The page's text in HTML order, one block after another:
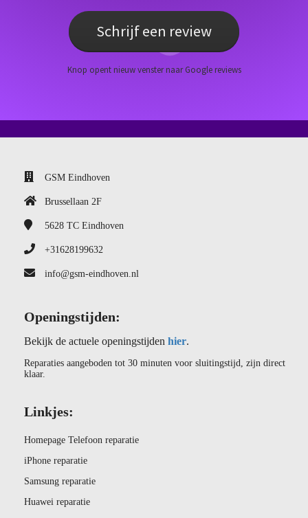
Schrijf een review
Knop opent nieuw venster naar Google reviews
GSM Eindhoven
Brussellaan 2F
5628 TC Eindhoven
+31628199632
info@gsm-eindhoven.nl
Openingstijden:
Bekijk de actuele openingstijden hier.
Reparaties aangeboden tot 30 minuten voor sluitingstijd, zijn direct
klaar.
Linkjes:
Homepage Telefoon reparatie
iPhone reparatie
Samsung reparatie
Huawei reparatie